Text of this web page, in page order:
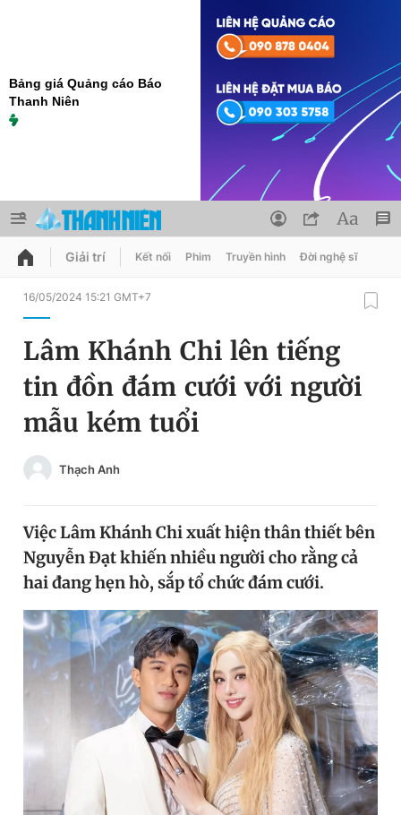
Bảng giá Quảng cáo Báo
Thanh Niên
QUẢNG CÁO
Chuyên mục
Chuyên mục khác
Chào ngày mới
Tin 360
Video Magazine
Sản phẩm khác
Tiện ích Bạn cần biết
Thông tin tòa soạn Liên hệ quảng cáo
Đổi mật khẩu
Tin đã lưu
Giải trí Kết nối Phim Truyền hình Đời nghệ sĩ
16/05/2024 15:21 GMT+7
Lâm Khánh Chi lên tiếng
tin đồn đám cưới với người
mẫu kém tuổi
Thạch Anh
Việc Lâm Khánh Chi xuất hiện thân thiết bên
Nguyễn Đạt khiến nhiều người cho rằng cả
hai đang hẹn hò, sắp tổ chức đám cưới.